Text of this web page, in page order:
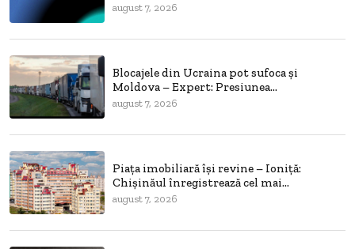
august 7, 2026
Blocajele din Ucraina pot sufoca și
Moldova – Expert: Presiunea...
august 7, 2026
Piața imobiliară își revine – Ioniță:
Chișinăul înregistrează cel mai...
august 7, 2026